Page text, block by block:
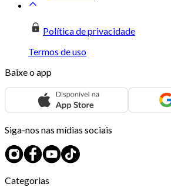
Política de privacidade
Termos de uso
Baixe o app
Siga-nos nas mídias sociais
Categorias